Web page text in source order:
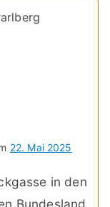
22. Mai 2025
in den